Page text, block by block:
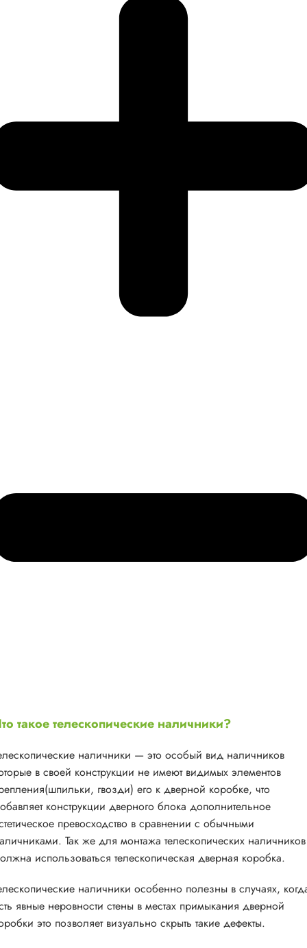
такое телескопические наличники?
наличники — это особый вид наличников
в своей конструкции не имеют видимых элементов
гвозди) его к дверной коробке, что
конструкции дверного блока дополнительное
превосходство в сравнении с обычными
Так же для монтажа телескопических наличников
использоваться телескопическая дверная коробка.
наличники особенно полезны в случаях,
явные неровности стены в местах примыкания дверной
это позволяет визуально скрыть такие дефекты.